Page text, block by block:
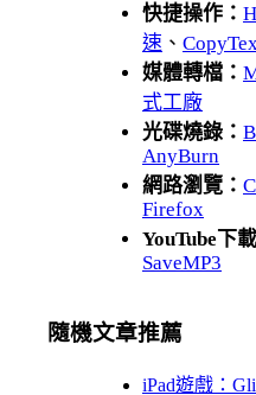
快捷操作：
速 、
媒體轉檔：
式工廠
光碟燒錄：
AnyBurn
網路瀏覽：
Firefox
YouTube下
SaveMP3
隨機文章推薦
iPad遊戲：